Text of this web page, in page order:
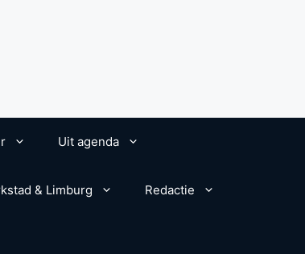
Uit agenda
& Limburg Redactie